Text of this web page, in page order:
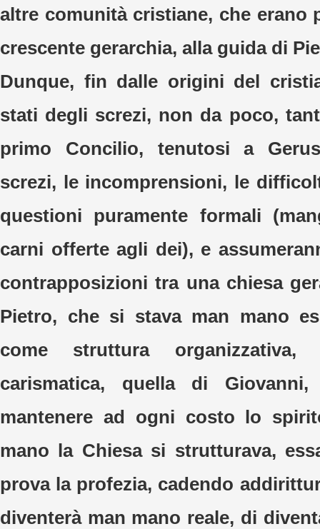
altre comunità cristiane, che erano
crescente gerarchia, alla guida di
Dunque, fin dalle origini del
stati degli screzi, non da poco,
primo Concilio, tenutosi a
screzi, le incomprensioni, le
questioni puramente formali
carni offerte agli dei), e
contrapposizioni tra una chiesa
Pietro, che si stava man mano
come struttura
carismatica, quella di
mantenere ad ogni costo lo
mano la Chiesa si strutturava,
prova la profezia, cadendo
diventerà man mano reale, di